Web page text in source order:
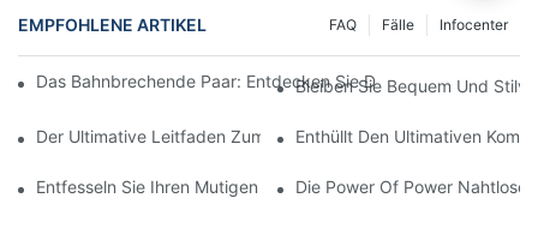
EMPFOHLENE ARTIKEL Infocenter
Fälle
FAQ
Das Bahnbrechende Paar: Entdecken Sie Die Welt Der
Bleiben Sie Bequem Und
Der Ultimative Leitfaden Zum Finden Der Perfekten Nahtlosen
Enthüllt Den Ultimativen
Entfesseln Sie Ihren Mutigen Stil Mit Knisternden Roten
Die Power Of Power